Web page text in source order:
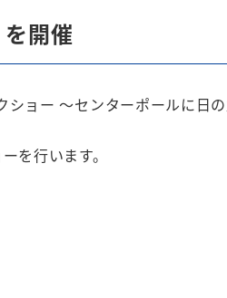
開催
ショー 〜センターポールに日
を行います。